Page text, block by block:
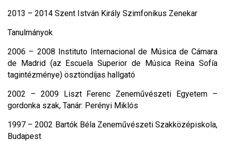
2013 – 2014 Szent István Király Szimfonikus Zenekar
Tanulmányok
2006 – 2008 Instituto Internacional de Música de Cámara
de Madrid (az Escuela Superior de Música Reina Sofía
tagintézménye) ösztöndíjas hallgató
2002 – 2009 Liszt Ferenc Zeneművészeti Egyetem –
gordonka szak, Tanár: Perényi Miklós
1997 – 2002 Bartók Béla Zeneművészeti Szakközépiskola,
Budapest